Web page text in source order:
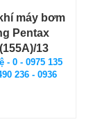
máy bơm
Pentax
13
- 0 - 0975 135
236 - 0936